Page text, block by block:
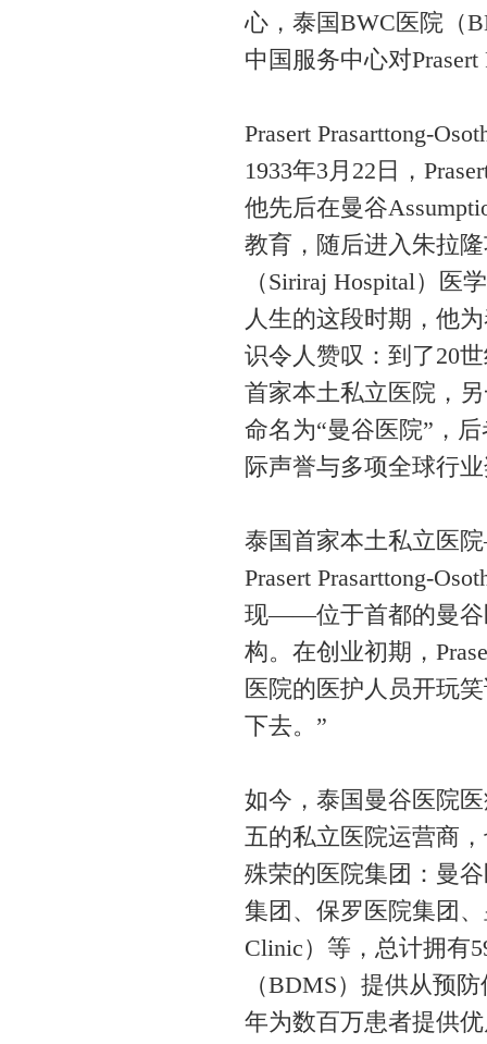
心，泰国BWC医院（
中国服务中心对
Prasert Prasarttong-
1933年3月22日，
他先后在曼谷
教育，随后进入朱拉
（Siriraj Hospital）
人生的这段时期，他
识令人赞叹：到了20
首家本土私立医院，
命名为“曼谷医院”，
际声誉与多项全球行
泰国首家本土私立医
Prasert Prasarttong-
现——位于首都的曼谷
构。在创业初期，
医院的医护人员开玩
下去。”
如今，泰国曼谷医院
五的私立医院运营商
殊荣的医院集团：曼
集团、保罗医院集团
Clinic）等，总计拥有
（BDMS）提供从预
年为数百万患者提供